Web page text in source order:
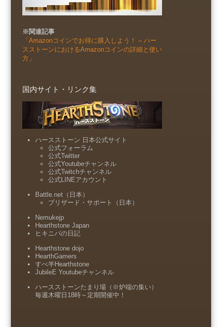
※関連記事
「Amazonコインでお得に購入しよう！ – ハー
スストーンにおけるAmazonコインの詳細と使い
方」
国内サイト・リンク集
ハースストーン 日本公式サイト
公式フォーラム
公式Twitter
公式Youtubeチャンネル
公式Twitchチャンネル
公式LINEアカウント
Battle.net（日本）
ブリザード・サポート（日本）
Nemukejp
Hearthstone Japan
ヒキニパの日記
Hearthstone dojo
HearthGamers
すべ半Hearthstone
JubileE Youtubeチャンネル
ハースストーンたまり場（※炉端の集い）
毎週木曜日18時～定期開催中！